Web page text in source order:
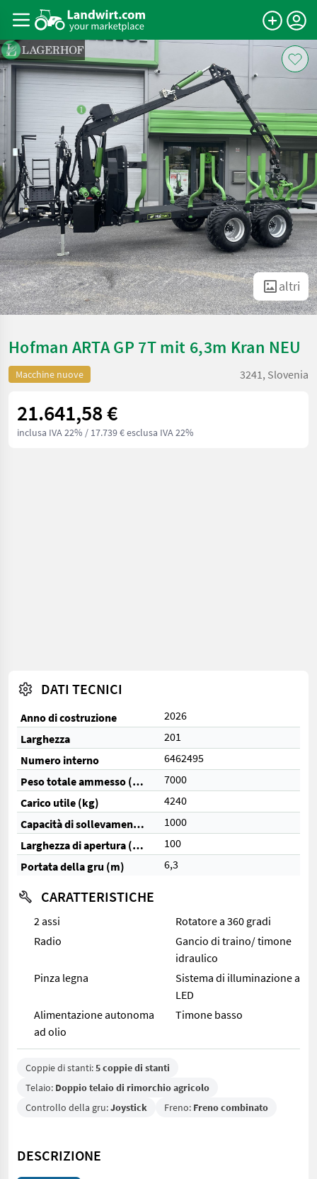
altri
Hofman ARTA GP 7T mit 6,3m Kran NEU
Macchine nuove 3241, Slovenia
21.641,58 €
inclusa IVA 22% / 17.739 € esclusa IVA 22%
DATI TECNICI
Anno di costruzione
2026
Larghezza
201
Numero interno
6462495
Peso totale ammesso (kg)
7000
Carico utile (kg)
4240
Capacità di sollevamento (kg)
1000
Larghezza di apertura (cm)
100
Portata della gru (m)
6,3
CARATTERISTICHE
2 assi
Rotatore a 360 gradi
Radio
Gancio di traino/ timone
idraulico
Pinza legna
Sistema di illuminazione a
LED
Alimentazione autonoma
ad olio
Timone basso
Coppie di stanti:5 coppie di stanti
Telaio: Doppio telaio di rimorchio agricolo
Controllo della gru:Joystick Freno: Freno combinato
DESCRIZIONE